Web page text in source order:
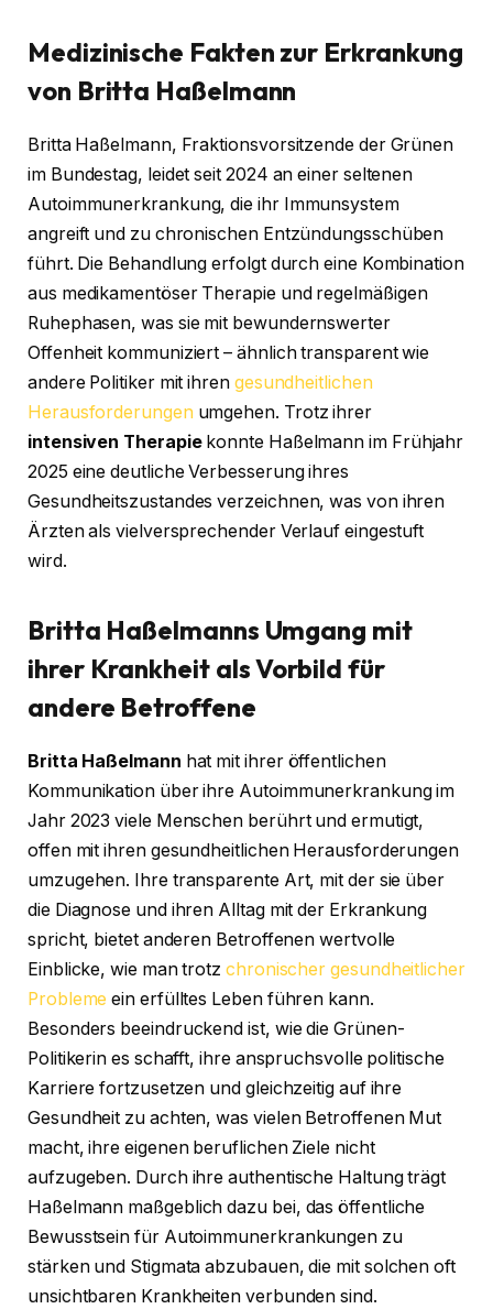
Medizinische Fakten zur Erkrankung
von Britta Haßelmann
Britta Haßelmann, Fraktionsvorsitzende der Grünen
im Bundestag, leidet seit 2024 an einer seltenen
Autoimmunerkrankung, die ihr Immunsystem
angreift und zu chronischen Entzündungsschüben
führt. Die Behandlung erfolgt durch eine Kombination
aus medikamentöser Therapie und regelmäßigen
Ruhephasen, was sie mit bewundernswerter
Offenheit kommuniziert – ähnlich transparent wie
andere Politiker mit ihren gesundheitlichen
Herausforderungen umgehen. Trotz ihrer
intensiven Therapiekonnte Haßelmann im Frühjahr
2025 eine deutliche Verbesserung ihres
Gesundheitszustandes verzeichnen, was von ihren
Ärzten als vielversprechender Verlauf eingestuft
wird.
Britta Haßelmanns Umgang mit
ihrer Krankheit als Vorbild für
andere Betroffene
Britta Haßelmann hat mit ihrer öffentlichen
Kommunikation über ihre Autoimmunerkrankung im
Jahr 2023 viele Menschen berührt und ermutigt,
offen mit ihren gesundheitlichen Herausforderungen
umzugehen. Ihre transparente Art, mit der sie über
die Diagnose und ihren Alltag mit der Erkrankung
spricht, bietet anderen Betroffenen wertvolle
Einblicke, wie man trotzchronischer gesundheitlicher
Probleme ein erfülltes Leben führen kann.
Besonders beeindruckend ist, wie die Grünen-
Politikerin es schafft, ihre anspruchsvolle politische
Karriere fortzusetzen und gleichzeitig auf ihre
Gesundheit zu achten, was vielen Betroffenen Mut
macht, ihre eigenen beruflichen Ziele nicht
aufzugeben. Durch ihre authentische Haltung trägt
Haßelmann maßgeblich dazu bei, das öffentliche
Bewusstsein für Autoimmunerkrankungen zu
stärken und Stigmata abzubauen, die mit solchen oft
unsichtbaren Krankheiten verbunden sind.